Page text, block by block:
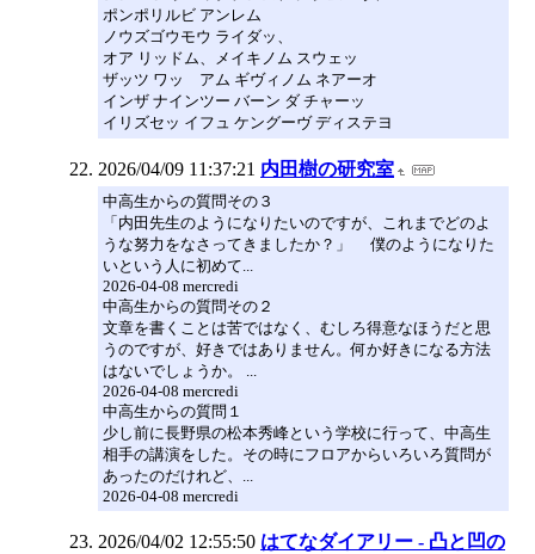
ポンポリルビ アンレム
ノウズゴウモウ ライダッ、
オア リッドム、メイキノム スウェッ
ザッツ ワッ アム ギヴィノム ネアーオ
インザ ナインツー バーン ダ チャーッ
イリズセッ イフュ ケングーヴ ディステヨ
2026/04/09 11:37:21 内田樹の研究室
中高生からの質問その３
「内田先生のようになりたいのですが、これまでどのよ
うな努力をなさってきましたか？」 僕のようになりた
いという人に初めて...
2026-04-08 mercredi
中高生からの質問その２
文章を書くことは苦ではなく、むしろ得意なほうだと思
うのですが、好きではありません。何か好きになる方法
はないでしょうか。 ...
2026-04-08 mercredi
中高生からの質問１
少し前に長野県の松本秀峰という学校に行って、中高生
相手の講演をした。その時にフロアからいろいろ質問が
あったのだけれど、...
2026-04-08 mercredi
2026/04/02 12:55:50 はてなダイアリー - 凸と凹の